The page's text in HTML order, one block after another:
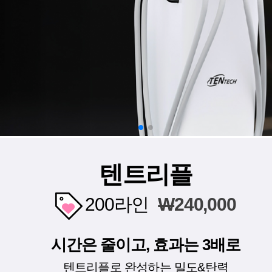
텐트리플
200라인 W240,000
시간은 줄이고, 효과는 3배로
텐트리플로 완성하는 밀도&탄력